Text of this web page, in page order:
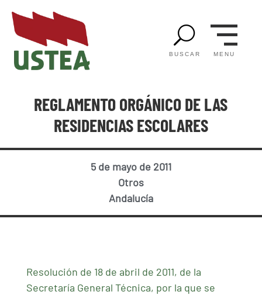
U
BUSCAR MENU
REGLAMENTO ORGÁNICO DE LAS
RESIDENCIAS ESCOLARES
5 de mayo de 2011
Otros
Andalucía
Resolución de 18 de abril de 2011, de la
Secretaría General Técnica, por la que se